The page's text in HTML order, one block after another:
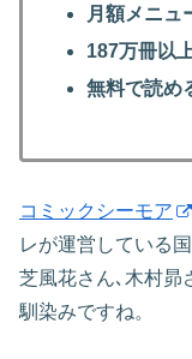
月額メニュ
187万冊以
無料で読め
コミックシーモア
レが運営している
芝風花さん､木村昴
馴染みですね。